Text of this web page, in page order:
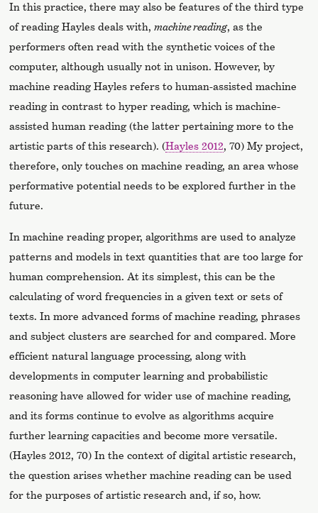
In this practice, there may also be features of the third type
of reading Hayles deals with,machine reading, as the
performers often read with the synthetic voices of the
computer, although usually not in unison. However, by
machine reading Hayles refers to human-assisted machine
reading in contrast to hyper reading, which is machine-
assisted human reading (the latter pertaining more to the
artistic parts of this research). (Hayles 2012, 70) My project,
therefore, only touches on machine reading, an area whose
performative potential needs to be explored further in the
future.
In machine reading proper, algorithms are used to analyze
patterns and models in text quantities that are too large for
human comprehension. At its simplest, this can be the
calculating of word frequencies in a given text or sets of
texts. In more advanced forms of machine reading, phrases
and subject clusters are searched for and compared. More
efficient natural language processing, along with
developments in computer learning and probabilistic
reasoning have allowed for wider use of machine reading,
and its forms continue to evolve as algorithms acquire
further learning capacities and become more versatile.
(Hayles 2012, 70) In the context of digital artistic research,
the question arises whether machine reading can be used
for the purposes of artistic research and, if so, how.